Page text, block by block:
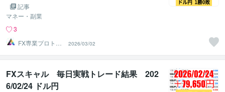
記事
マネー・副業
3
FX専業プロトレ
ーダーのAチーム
2026/03/02
FXスキャル 毎日実戦トレード結果 202
6/02/24 ドル円